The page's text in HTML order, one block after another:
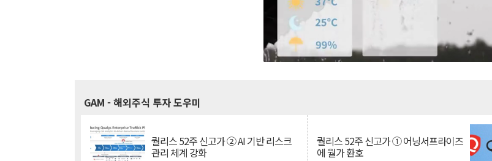
GAM - 해외주식 투자 도우미
퀄리스 52주 신고가 ② AI 기반 리스크
관리 체계 강화
퀄리스 52주 신고가 ① 어닝서프라이즈
에 월가 환호